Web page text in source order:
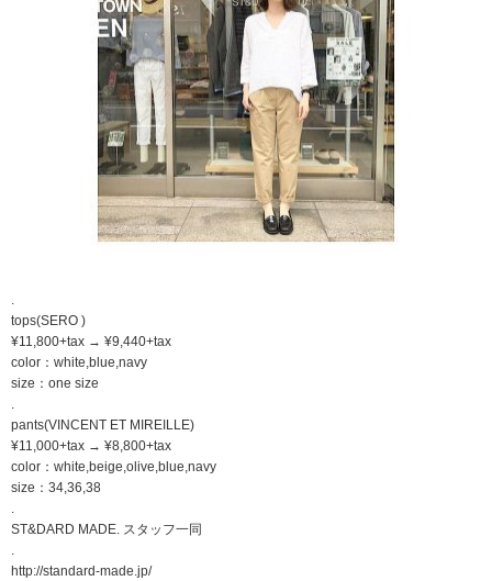
.
tops(SERO )
¥11,800+tax → ¥9,440+tax
color：white,blue,navy
size：one size
.
pants(VINCENT ET MIREILLE)
¥11,000+tax → ¥8,800+tax
color：white,beige,olive,blue,navy
size：34,36,38
.
ST&DARD MADE. スタッフ一同
.
http://standard-made.jp/